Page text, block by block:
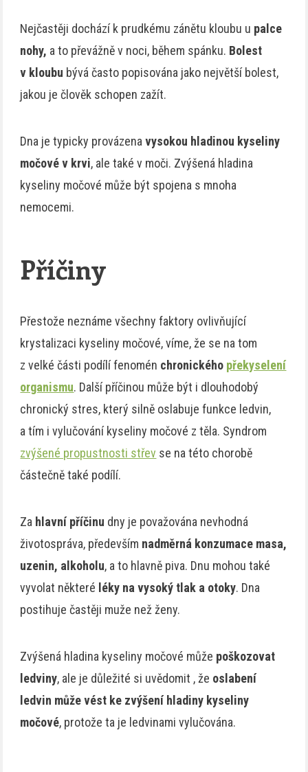
Nejčastěji dochází k prudkému zánětu kloubu u palce
nohy, a to převážně v noci, během spánku. Bolest
v kloubu bývá často popisována jako největší bolest,
jakou je člověk schopen zažít.
Dna je typicky provázenavysokou hladinou kyseliny
močové v krvi, ale také v moči. Zvýšená hladina
kyseliny močové může být spojena s mnoha
nemocemi.
Příčiny
Přestože neznáme všechny faktory ovlivňující
krystalizaci kyseliny močové, víme, že se na tom
z velké části podílí fenomén chronického překyselení
organismu. Další příčinou může být i dlouhodobý
chronický stres, který silně oslabuje funkce ledvin,
a tím i vylučování kyseliny močové z těla. Syndrom
zvýšené propustnosti střev se na této chorobě
částečně také podílí.
Za hlavní příčinu dny je považována nevhodná
životospráva, především nadměrná konzumace masa,
uzenin, alkoholu, a to hlavně piva. Dnu mohou také
vyvolat některé léky na vysoký tlak a otoky. Dna
postihuje častěji muže než ženy.
Zvýšená hladina kyseliny močové může poškozovat
ledviny, ale je důležité si uvědomit , že oslabení
ledvin může vést ke zvýšení hladiny kyseliny
močové, protože ta je ledvinami vylučována.